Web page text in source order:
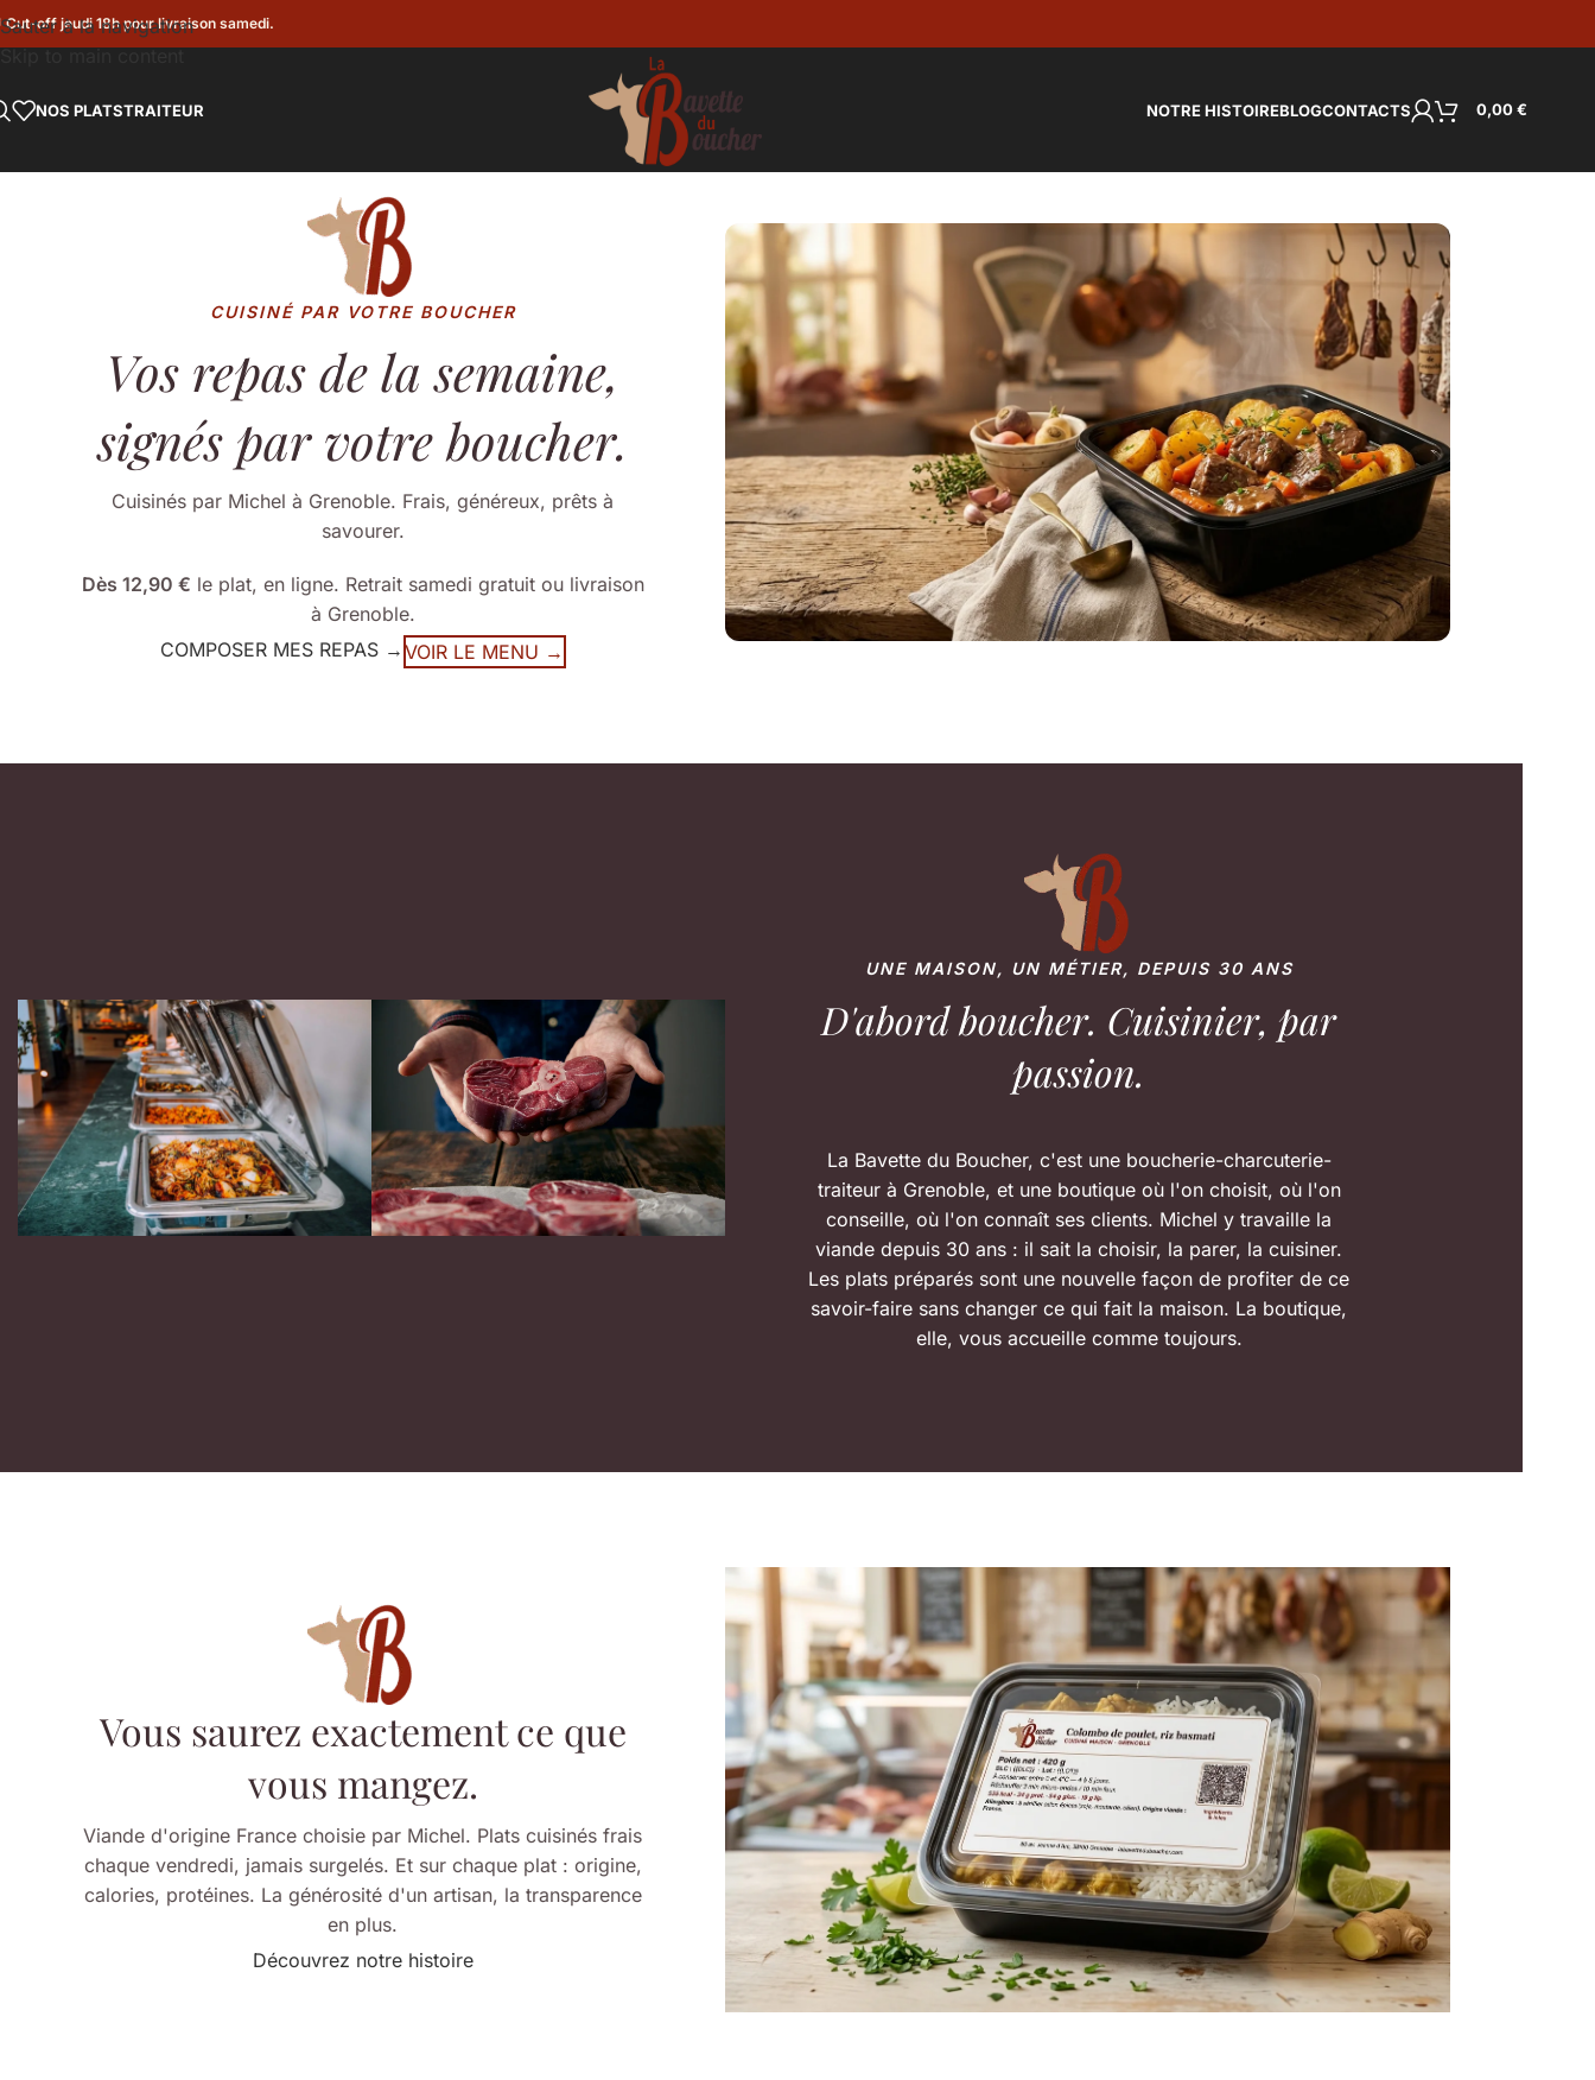
Sauter à la navigation
Cut-off jeudi 18h pour livraison samedi.
NOS PLATSTRAITEUR NOTRE HISTOIREBLOGCONTACTS 0,00€
CUISINÉ PAR VOTRE BOUCHER
Vos repas de la semaine,
signés par votre boucher.
Cuisinés par Michel à Grenoble. Frais, généreux, prêts à
savourer.
Dès 12,90 € le plat, en ligne. Retrait samedi gratuit ou livraison
à Grenoble.
COMPOSER MES REPAS → VOIR LE MENU →
UNE MAISON, UN MÉTIER, DEPUIS 30 ANS
D'abord boucher. Cuisinier, par
passion.
La Bavette du Boucher, c'est une boucherie-charcuterie-
traiteur à Grenoble, et une boutique où l'on choisit, où l'on
conseille, où l'on connaît ses clients. Michel y travaille la
viande depuis 30 ans : il sait la choisir, la parer, la cuisiner.
Les plats préparés sont une nouvelle façon de profiter de ce
savoir-faire sans changer ce qui fait la maison. La boutique,
elle, vous accueille comme toujours.
Vous saurez exactement ce que
vous mangez.
Viande d'origine France choisie par Michel. Plats cuisinés frais
chaque vendredi, jamais surgelés. Et sur chaque plat : origine,
calories, protéines. La générosité d'un artisan, la transparence
en plus.
Découvrez notre histoire